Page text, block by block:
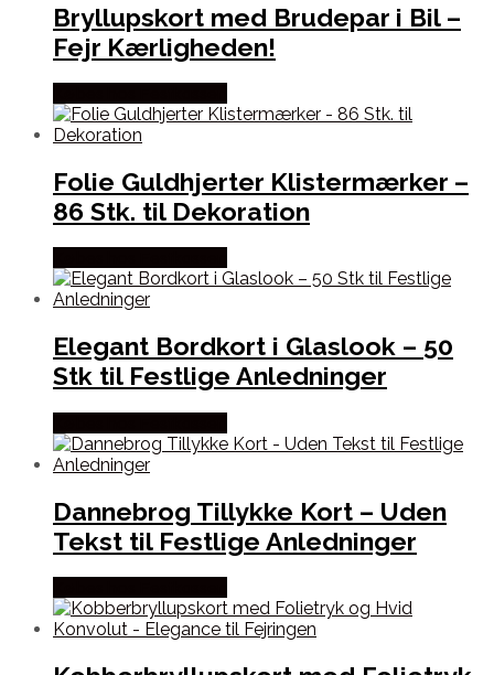
Bryllupskort med Brudepar i Bil –
Fejr Kærligheden!
Folie Guldhjerter Klistermærker –
86 Stk. til Dekoration
Elegant Bordkort i Glaslook – 50
Stk til Festlige Anledninger
Dannebrog Tillykke Kort – Uden
Tekst til Festlige Anledninger